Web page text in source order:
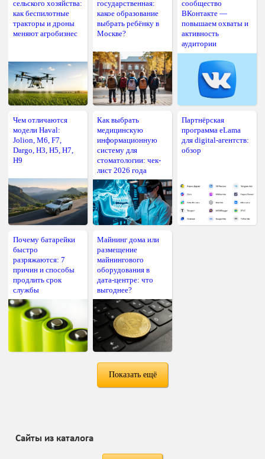
сельского хозяйства:
как беспилотные
тракторы и дроны
меняют агробизнес
государственная:
какое образование
выбрать ребёнку в
Москве?
сообщество
ВКонтакте —
повышаем охваты и
активность
аудитории
Чем отличаются
модели Haval:
Jolion, M6, F7,
Dargo, H3, H5, H7,
H9
Как выбрать
медицинскую
информационную
систему для
стоматологии: чек-
лист 2026 года
Партнёрская
программа eLama
для digital-агентств:
обзор
Почему батарейки
быстро
разряжаются: 7
причин и способы
продлить срок
службы
Майнинг дома или
размещение
майнингового
оборудования в
дата-центре: что
выгоднее?
Показать ещё
Сайты из каталога